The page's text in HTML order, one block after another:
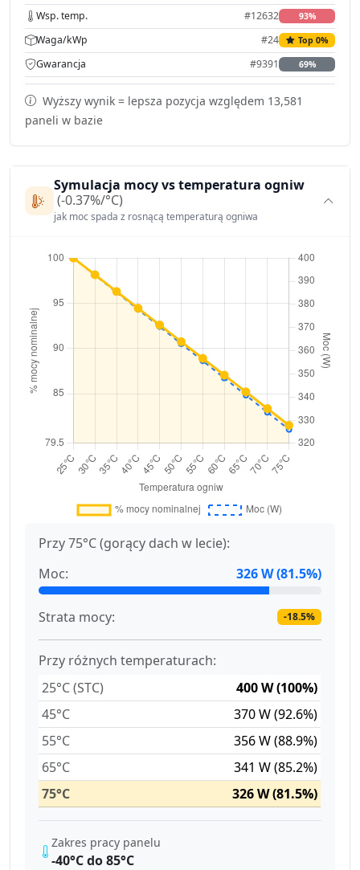
Wsp. temp. #12632 93%
Waga/kWp #24 Top 0%
Gwarancja #9391 69%
Wyższy wynik = lepsza pozycja względem 13,581
paneli w bazie
Symulacja mocy vs temperatura ogniw
(-0.37%/°C)
jak moc spada z rosnącą temperaturą ogniwa
Przy 75°C (gorący dach w lecie):
Moc:
326 W (81.5%)
Strata mocy: -18.5%
Przy różnych temperaturach:
25°C (STC)
400 W (100%)
45°C
370 W (92.6%)
55°C
356 W (88.9%)
65°C
341 W (85.2%)
75°C
326 W (81.5%)
Zakres pracy panelu
-40°C do 85°C